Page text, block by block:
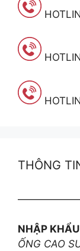
THÔNG
NHẬP
ỐNG CAO